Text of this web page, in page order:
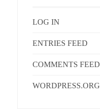
LOG IN
ENTRIES FEED
COMMENTS FEED
WORDPRESS.ORG